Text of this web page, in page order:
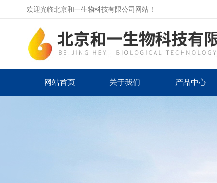
欢迎光临北京和一生物科技有限公司网站！
网站首页 关于我们 产品中心